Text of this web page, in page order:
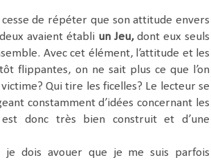
de répéter que son attitude envers
avaient établi un Jeu,dont eux seuls
Avec cet élément, l’attitude et les
flippantes, on ne sait plus ce que l’on
Qui tire les ficelles? Le lecteur se
constamment d’idées concernant les
est donc très bien construit et d’une
je dois avouer que je me suis parfois